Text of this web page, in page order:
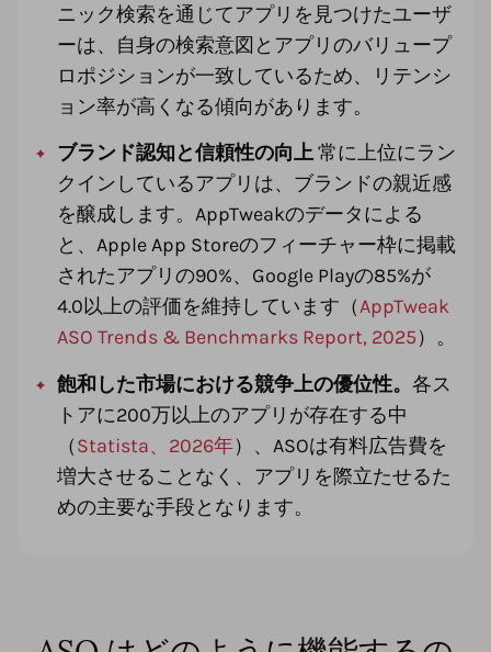
ニック検索を通じてアプリを見つけたユーザ
ーは、自身の検索意図とアプリのバリュープ
ロポジションが一致しているため、リテンシ
ョン率が高くなる傾向があります。
ブランド認知と信頼性の向上常に上位にラン
クインしているアプリは、ブランドの親近感
を醸成します。AppTweakのデータによる
と、Apple App Storeのフィーチャー枠に掲載
されたアプリの90%、Google Playの85%が
4.0以上の評価を維持しています（AppTweak
ASO Trends & Benchmarks Report, 2025）。
飽和した市場における競争上の優位性。 各ス
トアに200万以上のアプリが存在する中
（Statista、2026年）、ASOは有料広告費を
増大させることなく、アプリを際立たせるた
めの主要な手段となります。